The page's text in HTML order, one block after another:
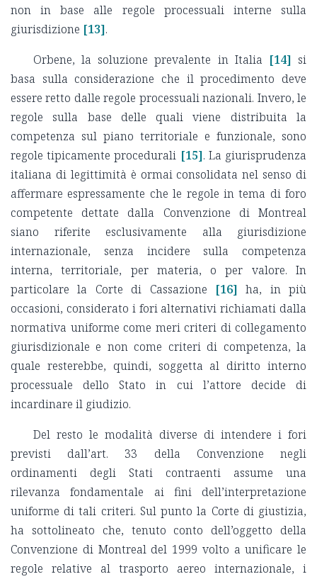
non in base alle regole processuali interne sulla
giurisdizione [13].
Orbene, la soluzione prevalente in Italia [14] si
basa sulla considerazione che il procedimento deve
essere retto dalle regole processuali nazionali. Invero, le
regole sulla base delle quali viene distribuita la
competenza sul piano territoriale e funzionale, sono
regole tipicamente procedurali [15]. La giurisprudenza
italiana di legittimità è ormai consolidata nel senso di
affermare espressamente che le regole in tema di foro
competente dettate dalla Convenzione di Montreal
siano riferite esclusivamente alla giurisdizione
internazionale, senza incidere sulla competenza
interna, territoriale, per materia, o per valore. In
particolare la Corte di Cassazione
[16] ha, in più
occasioni, considerato i fori alternativi richiamati dalla
normativa uniforme come meri criteri di collegamento
giurisdizionale e non come criteri di competenza, la
quale resterebbe, quindi, soggetta al diritto interno
processuale dello Stato in cui l’attore decide di
incardinare il giudizio.
Del resto le modalità diverse di intendere i fori
previsti dall’art. 33 della Convenzione negli
ordinamenti degli Stati contraenti assume una
rilevanza fondamentale ai fini dell’interpretazione
uniforme di tali criteri. Sul punto la Corte di giustizia,
ha sottolineato che, tenuto conto dell’oggetto della
Convenzione di Montreal del 1999 volto a unificare le
regole relative al trasporto aereo internazionale, i